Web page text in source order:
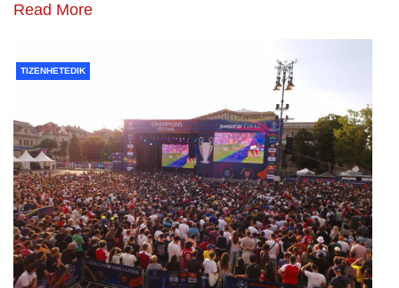
Read More
TIZENHETEDIK